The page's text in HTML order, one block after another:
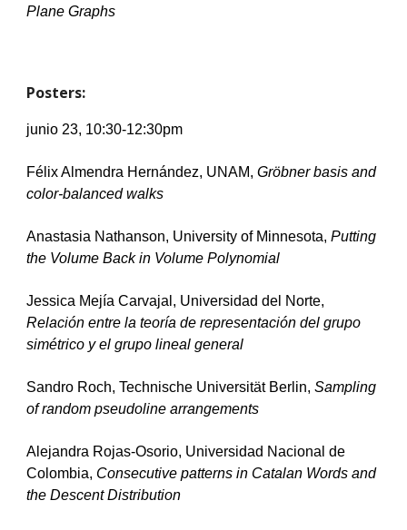
Plane Graphs
Posters:
junio 23, 10:30-12:30pm
Félix Almendra Hernández, UNAM, Gröbner basis and
color-balanced walks
Anastasia Nathanson, University of Minnesota, Putting
the Volume Back in Volume Polynomial
Relación entre la teoría de representación del grupo
simétrico y el grupo lineal general
Sandro Roch, Technische Universität Berlin, Sampling
of random pseudoline arrangements
Alejandra Rojas-Osorio, Universidad Nacional de
Colombia, Consecutive patterns in Catalan Words and
the Descent Distribution